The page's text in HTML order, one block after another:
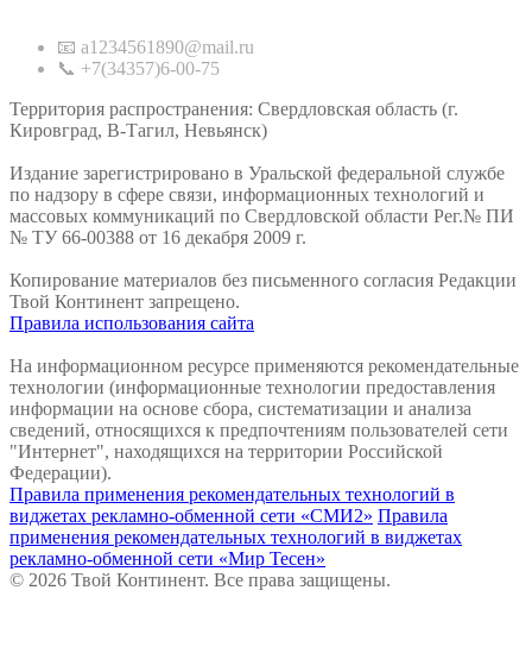
📧 a1234561890@mail.ru
📞 +7(34357)6-00-75
Территория распространения: Свердловская область (г.
Кировград, В-Тагил, Невьянск)
Издание зарегистрировано в Уральской федеральной службе
по надзору в сфере связи, информационных технологий и
массовых коммуникаций по Свердловской области Рег.№ ПИ
№ ТУ 66-00388 от 16 декабря 2009 г.
Копирование материалов без письменного согласия Редакции
Твой Континент запрещено.
Правила использования сайта
На информационном ресурсе применяются рекомендательные
технологии (информационные технологии предоставления
информации на основе сбора, систематизации и анализа
сведений, относящихся к предпочтениям пользователей сети
"Интернет", находящихся на территории Российской
Федерации).
Правила применения рекомендательных технологий в
виджетах рекламно-обменной сети «СМИ2» Правила
применения рекомендательных технологий в виджетах
рекламно-обменной сети «Мир Тесен»
© 2026 Твой Континент. Все права защищены.